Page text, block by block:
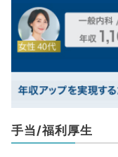
手当/福利厚生